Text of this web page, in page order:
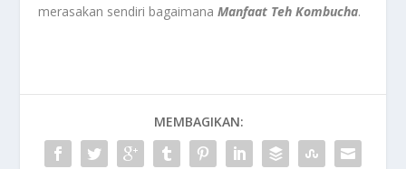
merasakan sendiri bagaimanaManfaat Teh Kombucha.
MEMBAGIKAN: